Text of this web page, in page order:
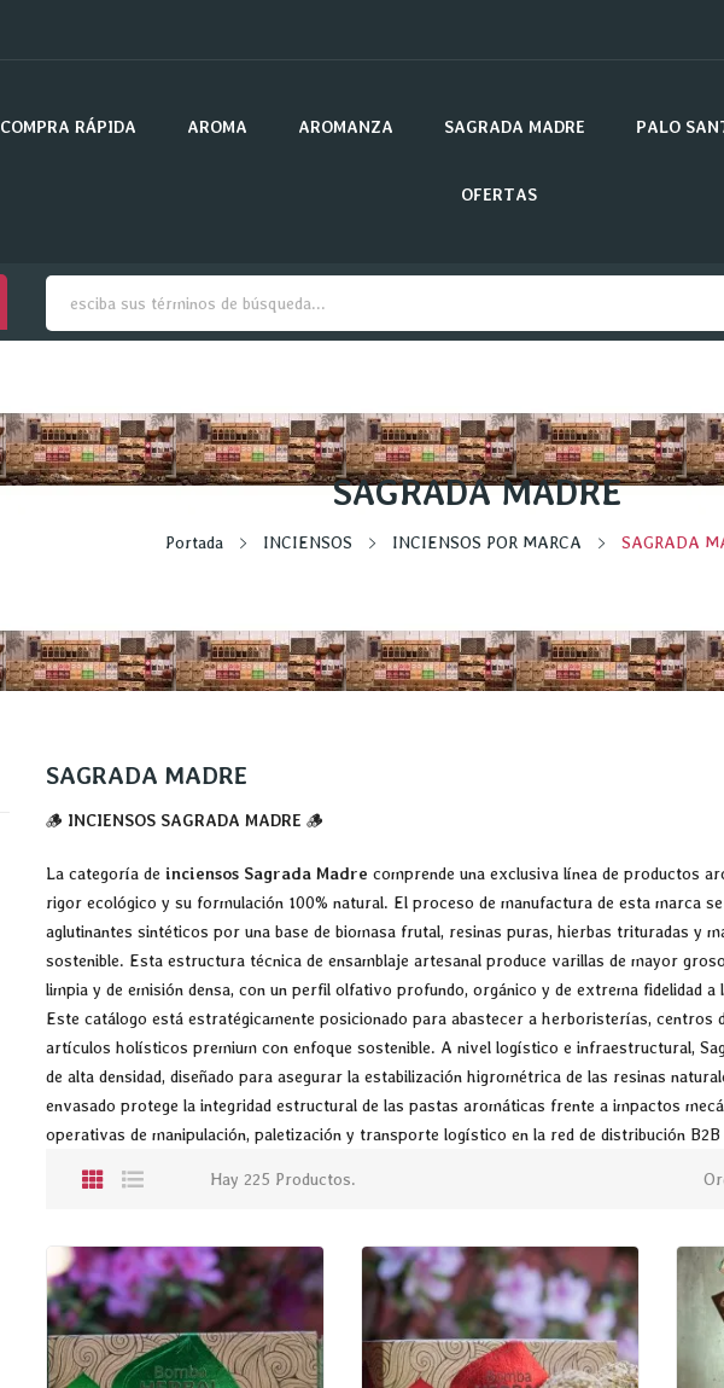
COMPRA RÁPIDA AROMA AROMANZA SAGRADA MADRE PALO
OFERTAS
SAGRADA MADRE
Portada INCIENSOS INCIENSOS POR MARCA SAGRADA
SAGRADA MADRE
🪵 INCIENSOS SAGRADA MADRE 🪵
La categoría de inciensos Sagrada Madre comprende una exclusiva línea de productos
rigor ecológico y su formulación 100% natural. El proceso de manufactura de esta marca
aglutinantes sintéticos por una base de biomasa frutal, resinas puras, hierbas trituradas y
sostenible. Esta estructura técnica de ensamblaje artesanal produce varillas de mayor
limpia y de emisión densa, con un perfil olfativo profundo, orgánico y de extrema fidelidad a
Este catálogo está estratégicamente posicionado para abastecer a herboristerías,
artículos holísticos premium con enfoque sostenible. A nivel logístico e infraestructural,
de alta densidad, diseñado para asegurar la estabilización higrométrica de las resinas
envasado protege la integridad estructural de las pastas aromáticas frente a impactos
operativas de manipulación, paletización y transporte logístico en la red de distribución
Hay 225 Productos.